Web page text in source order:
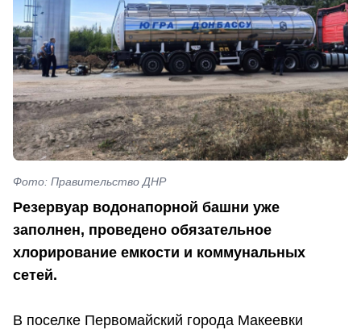
Фото: Правительство ДНР
Резервуар водонапорной башни уже
заполнен, проведено обязательное
хлорирование емкости и коммунальных
сетей.
В поселке Первомайский города Макеевки